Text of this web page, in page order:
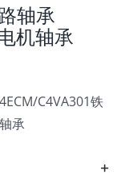
轴承
机轴承
C4VA301铁
承